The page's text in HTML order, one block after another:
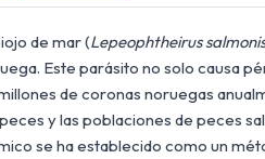
de mar (Lepeophtheirus salmonis
Este parásito no solo causa
de coronas noruegas
y las poblaciones de peces
se ha establecido como un